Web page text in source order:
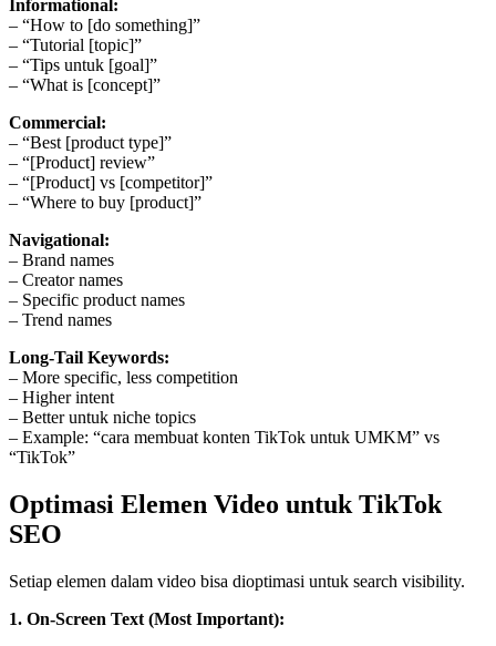
Informational:
– “How to [do something]”
– “Tutorial [topic]”
– “Tips untuk [goal]”
– “What is [concept]”
Commercial:
– “Best [product type]”
– “[Product] review”
– “[Product] vs [competitor]”
– “Where to buy [product]”
Navigational:
– Brand names
– Creator names
– Specific product names
– Trend names
Long-Tail Keywords:
– More specific, less competition
– Higher intent
– Better untuk niche topics
– Example: “cara membuat konten TikTok untuk UMKM” vs
“TikTok”
Optimasi Elemen Video untuk TikTok
SEO
Setiap elemen dalam video bisa dioptimasi untuk search visibility.
1. On-Screen Text (Most Important):